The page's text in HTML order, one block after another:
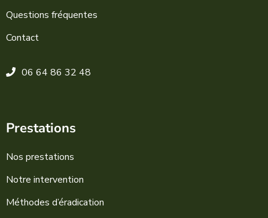
Questions fréquentes
Contact
06 64 86 32 48
Prestations
Nos prestations
Notre intervention
Méthodes d’éradication